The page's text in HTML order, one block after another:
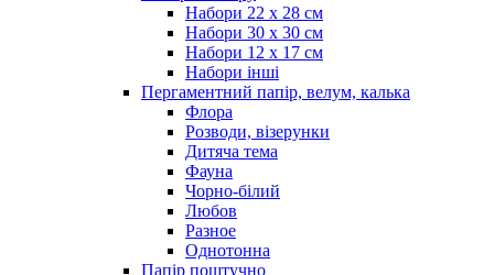
Набори 22 х 28 см
Набори 30 х 30 см
Набори 12 х 17 см
Набори інші
Пергаментний папір, велум, калька
Флора
Розводи, візерунки
Дитяча тема
Фауна
Чорно-білий
Любов
Разное
Однотонна
Папір поштучно